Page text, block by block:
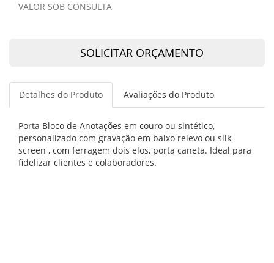
VALOR SOB CONSULTA
SOLICITAR ORÇAMENTO
Detalhes do Produto Avaliações do Produto
Porta Bloco de Anotações em couro ou sintético,
personalizado com gravação em baixo relevo ou silk
screen , com ferragem dois elos, porta caneta. Ideal para
fidelizar clientes e colaboradores.